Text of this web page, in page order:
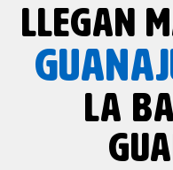
LLEGAN
LA